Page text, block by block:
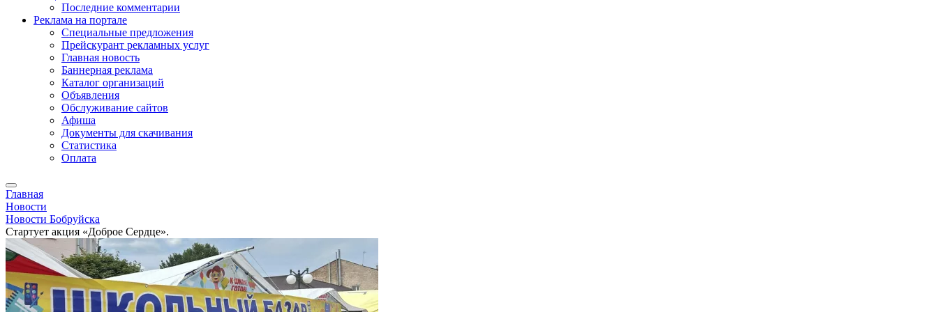
Последние комментарии
Реклама на портале
Специальные предложения
Прейскурант рекламных услуг
Главная новость
Баннерная реклама
Каталог организаций
Объявления
Обслуживание сайтов
Афиша
Документы для скачивания
Статистика
Оплата
Главная
Новости
Новости Бобруйска
Стартует акция «Доброе Сердце».